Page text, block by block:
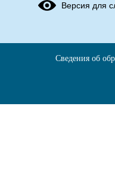
Версия для
Сведения об